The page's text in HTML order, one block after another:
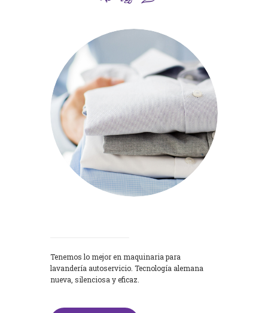
Tenemos lo mejor en maquinaria para
lavandería autoservicio. Tecnología alemana
nueva, silenciosa y eficaz.